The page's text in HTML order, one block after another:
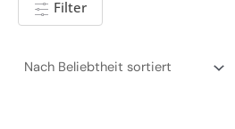
Filter